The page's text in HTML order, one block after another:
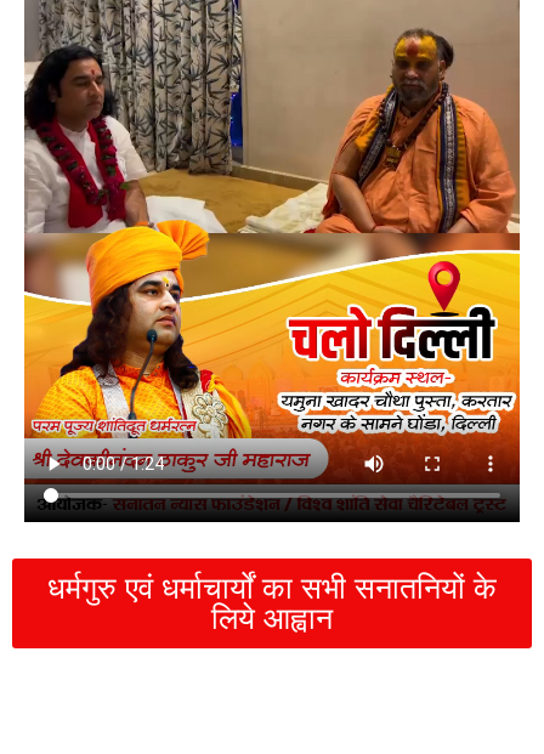
धर्मगुरु एवं धर्माचार्यों का सभी सनातनियों के
लिये आह्वान